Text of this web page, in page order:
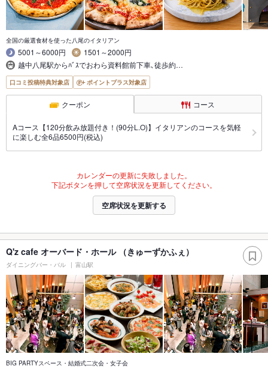
全国の厳選食材を使った八尾のイタリアン
5001～6000円
1501～2000円
越中八尾駅からﾊﾞｽでおわら資料館前下車､徒歩約…
口コミ投稿特典対象店 ポイントプラス対象店
クーポン コース
Aコース【120分飲み放題付き！(90分L.O)】イタリアンのコースを気軽
に楽しむ全6品6500円(税込)
カレンダーの更新に失敗しました。
下記ボタンを押して空席状況を更新してください。
空席状況を更新する
Q'z cafe オーバード・ホール （きゅーずかふぇ）
ダイニングバー・バル 富山駅
BIG PARTYスペース・結婚式二次会・女子会